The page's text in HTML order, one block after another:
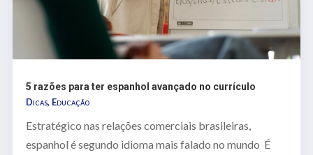
5 razões para ter espanhol avançado no currículo
Dicas, Educação
Estratégico nas relações comerciais brasileiras,
espanhol é segundo idioma mais falado no mundo É